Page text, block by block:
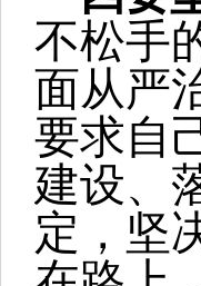
不松手
面从严
要求自
建设、
定，坚